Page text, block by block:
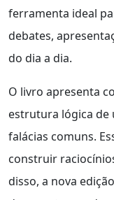
ferramenta ideal
debates,
do dia a dia.
O livro apresenta
estrutura lógica de
falácias comuns.
construir
disso, a nova